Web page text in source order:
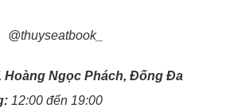
@thuyseatbook_
Hoàng Ngọc Phách, Đống Đa
12:00 đến 19:00